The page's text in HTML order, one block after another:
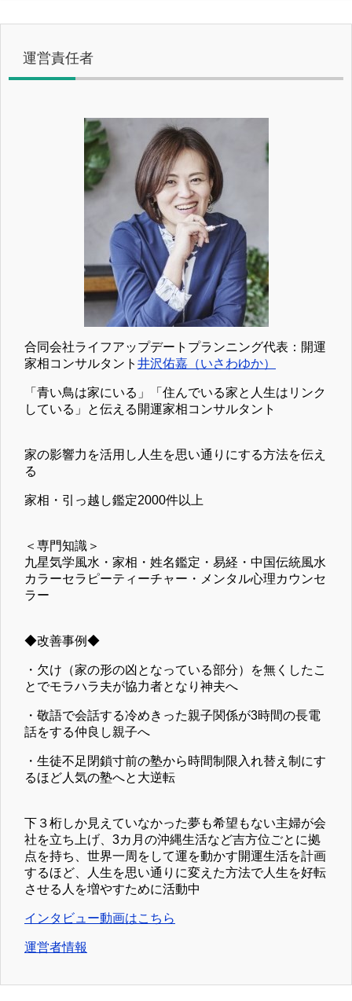
運営責任者
合同会社ライフアップデートプランニング代表：開運
家相コンサルタント 井沢佑嘉（いさわゆか）
「青い鳥は家にいる」「住んでいる家と人生はリンク
している」と伝える開運家相コンサルタント
家の影響力を活用し人生を思い通りにする方法を伝え
る
家相・引っ越し鑑定2000件以上
＜専門知識＞
九星気学風水・家相・姓名鑑定・易経・中国伝統風水
カラーセラピーティーチャー・メンタル心理カウンセ
ラー
◆改善事例◆
・欠け（家の形の凶となっている部分）を無くしたこ
とでモラハラ夫が協力者となり神夫へ
・敬語で会話する冷めきった親子関係が3時間の長電
話をする仲良し親子へ
・生徒不足閉鎖寸前の塾から時間制限入れ替え制にす
るほど人気の塾へと大逆転
下３桁しか見えていなかった夢も希望もない主婦が会
社を立ち上げ、3カ月の沖縄生活など吉方位ごとに拠
点を持ち、世界一周をして運を動かす開運生活を計画
するほど、人生を思い通りに変えた方法で人生を好転
させる人を増やすために活動中
インタビュー動画はこちら
運営者情報